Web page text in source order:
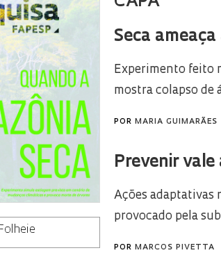
Folheie
Seca
Experimento feito
mostra colapso de
POR MARIA GUIMARÃES
Prevenir vale
Ações
provocado pela
POR MARCOS PIVETTA